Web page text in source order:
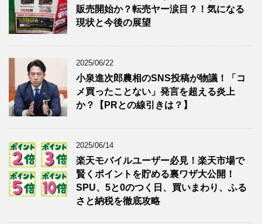
販売開始か？転売ヤー涙目？！気になる
現状と今後の展望
2025/06/22
小泉進次郎農相のSNS投稿が物議！「コ
メ買ったことない」発言を超える炎上
か？【PRとの線引きは？】
2025/06/14
楽天モバイルユーザー必見！楽天市場で
賢くポイントを貯める裏ワザ大公開！
SPU、5と0のつく日、買いまわり、ふる
さと納税を徹底攻略